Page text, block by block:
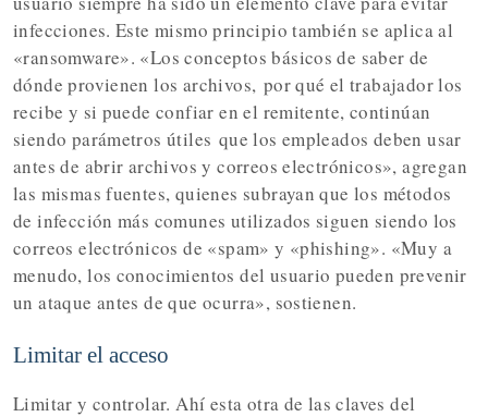
infecciones. Este mismo principio también se aplica al
«ransomware». «Los conceptos básicos de saber de
dónde provienen los archivos, por qué el trabajador los
recibe y si puede confiar en el remitente, continúan
siendo parámetros útiles que los empleados deben usar
antes de abrir archivos y correos electrónicos», agregan
las mismas fuentes, quienes subrayan que los métodos
de infección más comunes utilizados siguen siendo los
correos electrónicos de «spam» y «phishing». «Muy a
menudo, los conocimientos del usuario pueden prevenir
un ataque antes de que ocurra», sostienen.
Limitar el acceso
Limitar y controlar. Ahí esta otra de las claves del